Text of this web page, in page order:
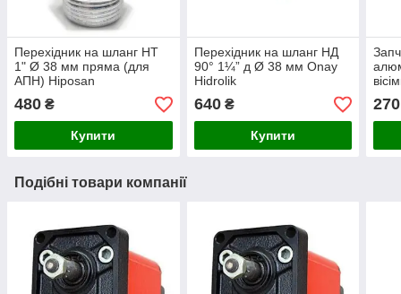
Перехідник на шланг НТ
1" Ø 38 мм пряма (для
АПН) Hiposan
480 ₴
Купити
Перехідник на шланг НД
90° 1¼” д Ø 38 мм Onay
Hidrolik
640₴
Купити
270
Подібні товари компанії